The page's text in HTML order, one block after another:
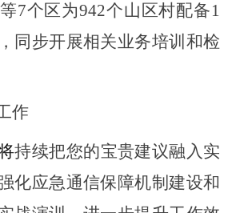
7个区为942个山区村配备1
同步开展相关业务培训和检
作
持续把您的宝贵建议融入实
化应急通信保障机制建设和